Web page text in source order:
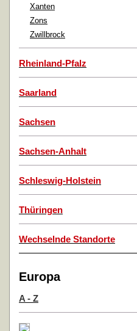
Xanten
Zons
Zwillbrock
Rheinland-Pfalz
Saarland
Sachsen
Sachsen-Anhalt
Schleswig-Holstein
Thüringen
Wechselnde Standorte
Europa
A - Z